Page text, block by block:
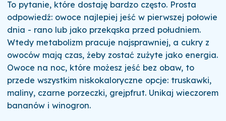
To pytanie, które dostaję bardzo często. Prosta
odpowiedź: owoce najlepiej jeść w pierwszej połowie
dnia - rano lub jako przekąska przed południem.
Wtedy metabolizm pracuje najsprawniej, a cukry z
owoców mają czas, żeby zostać zużyte jako energia.
Owoce na noc, które możesz jeść bez obaw, to
przede wszystkim niskokaloryczne opcje: truskawki,
maliny, czarne porzeczki, grejpfrut. Unikaj wieczorem
bananów i winogron.